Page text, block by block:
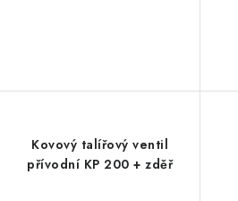
Kovový talířový ventil
přívodní KP 200 + zděř